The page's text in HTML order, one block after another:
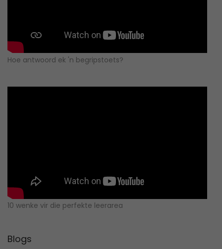
Hoe antwoord ek 'n begripstoets?
10 wenke vir die perfekte leerarea
Blogs